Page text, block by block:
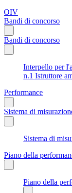
OIV
Bandi di concorso
Bandi di concorso
Interpello per
n.1 Istruttore
Performance
Sistema di
Sistema di
Piano della
Piano della